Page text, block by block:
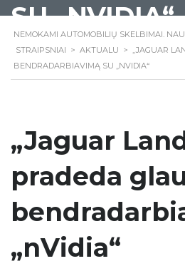
SU „NVIDIA“
NEMOKAMI AUTOMOBILIŲ SKELBIMAI.
STRAIPSNIAI > AKTUALU > „JAGUAR
BENDRADARBIAVIMĄ SU „NVIDIA“
„Jaguar
pradeda
„nVidia“